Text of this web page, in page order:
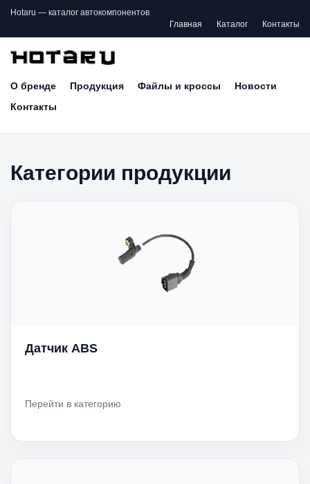
Hotaru — каталог автокомпонентов
Главная
Каталог Контакты
О бренде Продукция Файлы и кроссы
Новости
Контакты
Категории продукции
Датчик ABS
Перейти в категорию